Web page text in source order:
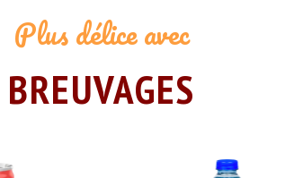
Plus délice avec
BREUVAGES